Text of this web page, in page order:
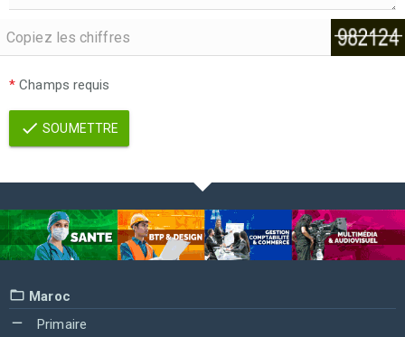
* Champs requis
SOUMETTRE
Maroc
Primaire